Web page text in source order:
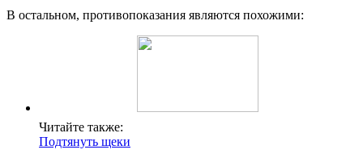
В остальном, противопоказания являются похожими:
Читайте также:
Подтянуть щеки